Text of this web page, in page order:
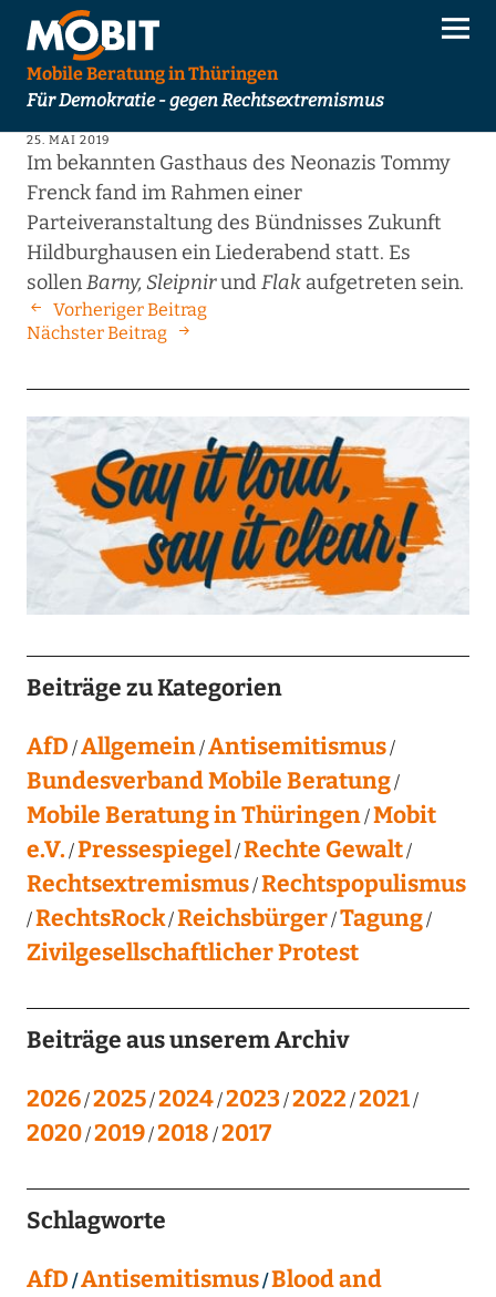
Mobile Beratung in Thüringen
Für Demokratie - gegen Rechtsextremismus
25. MAI 2019
Im bekannten Gasthaus des Neonazis Tommy
Frenck fand im Rahmen einer
Parteiveranstaltung des Bündnisses Zukunft
Hildburghausen ein Liederabend statt. Es
sollenBarny, SleipnirundFlakaufgetreten sein.
Vorheriger Beitrag
Nächster Beitrag
Beiträge zu Kategorien
AfD Allgemein Antisemitismus
Bundesverband Mobile Beratung
Mobile Beratung in Thüringen Mobit
e.V. Pressespiegel Rechte Gewalt
Rechtsextremismus Rechtspopulismus
RechtsRock Reichsbürger Tagung
Zivilgesellschaftlicher Protest
Beiträge aus unserem Archiv
2026 2025 2024 2023 2022 2021
2020 2019 2018 2017
Schlagworte
AfD Antisemitismus Blood and